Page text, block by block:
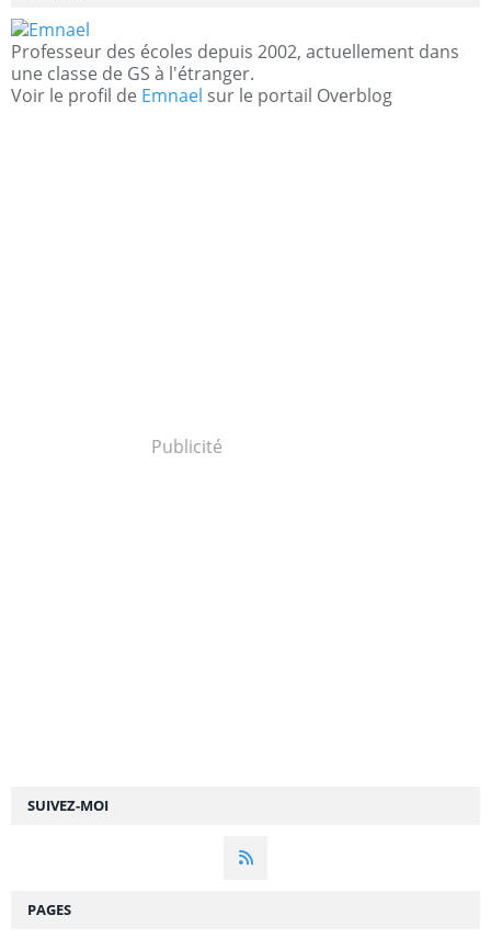
SUIVEZ-MOI
Professeur des écoles depuis 2002, actuellement dans
une classe de GS à l'étranger.
Voir le profil de Emnael sur le portail Overblog
Publicité
PAGES